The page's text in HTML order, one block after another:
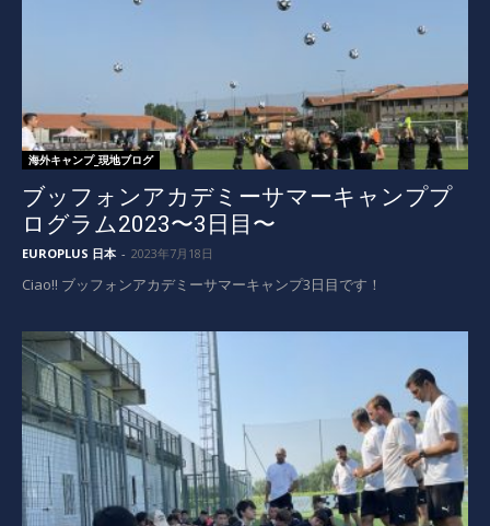
海外キャンプ_現地ブログ
ブッフォンアカデミーサマーキャンププ
ログラム2023〜3日目〜
EUROPLUS 日本 - 2023年7月18日
Ciao!! ブッフォンアカデミーサマーキャンプ3日目です！